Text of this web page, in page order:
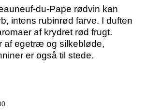
du-Pape rødvin kan
intens rubinrød farve. I duften
af krydret rød frugt.
af egetræ og silkebløde,
er også til stede.